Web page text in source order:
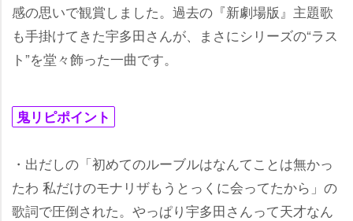
感の思いで観賞しました。過去の『新劇場版』主題歌
も手掛けてきた宇多田さんが、まさにシリーズの“ラス
ト”を堂々飾った一曲です。
鬼リピポイント
・出だしの「初めてのルーブルはなんてことは無かっ
たわ 私だけのモナリザもうとっくに会ってたから」の
歌詞で圧倒された。やっぱり宇多田さんって天才なん